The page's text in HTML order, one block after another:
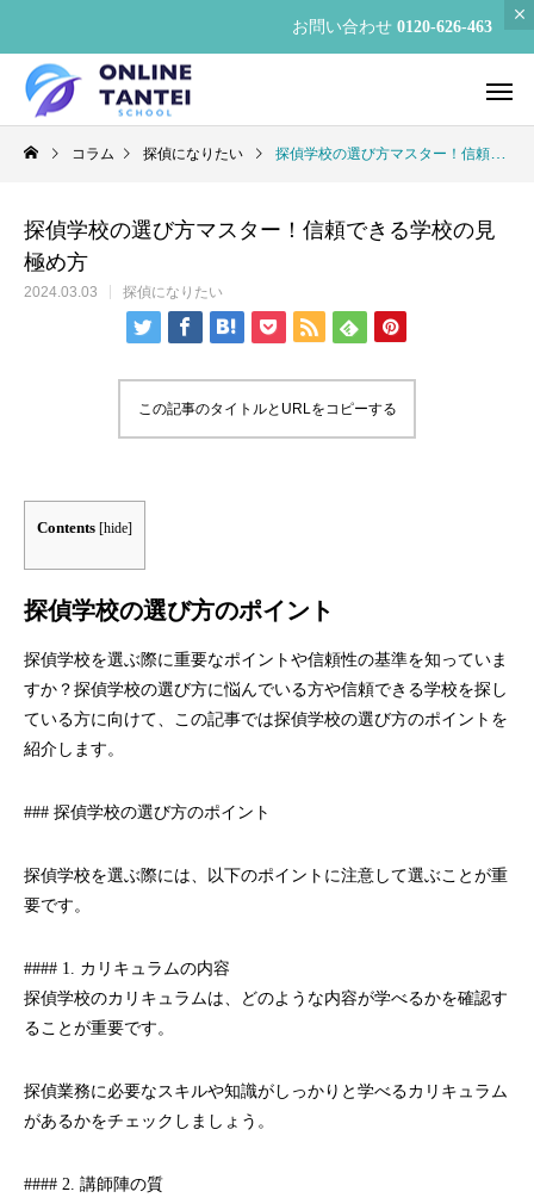
お問い合わせ 0120-626-463
コラム 探偵になりたい 探偵学校の選び方マスター！信頼できる学校の見極め方
探偵学校の選び方マスター！信頼できる学校の見
極め方
2024.03.03 探偵になりたい
この記事のタイトルとURLをコピーする
Contents [hide]
探偵学校の選び方のポイント
探偵学校を選ぶ際に重要なポイントや信頼性の基準を知っていま
すか？探偵学校の選び方に悩んでいる方や信頼できる学校を探し
ている方に向けて、この記事では探偵学校の選び方のポイントを
紹介します。
### 探偵学校の選び方のポイント
探偵学校を選ぶ際には、以下のポイントに注意して選ぶことが重
要です。
#### 1. カリキュラムの内容
探偵学校のカリキュラムは、どのような内容が学べるかを確認す
ることが重要です。
探偵業務に必要なスキルや知識がしっかりと学べるカリキュラム
があるかをチェックしましょう。
#### 2. 講師陣の質